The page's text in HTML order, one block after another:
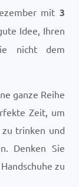
mit 3
Idee, Ihren
nicht dem
ganze Reihe
Zeit, um
zu trinken und
Denken Sie
zu